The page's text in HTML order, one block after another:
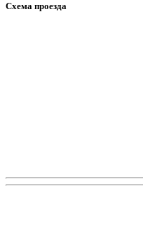
Схема проезда